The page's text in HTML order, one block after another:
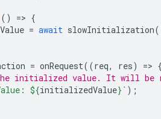
() => {
= await slowInitialization
= onRequest((req, res) => {
initialized value. It will be
${initializedValue} ` );